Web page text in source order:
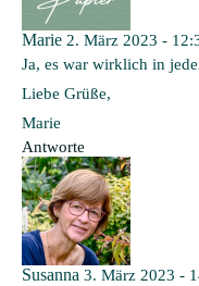
Marie 2. März 2023 -
Ja, es war wirklich in
Liebe Grüße,
Marie
Antworte
Susanna 3. März 2023 -